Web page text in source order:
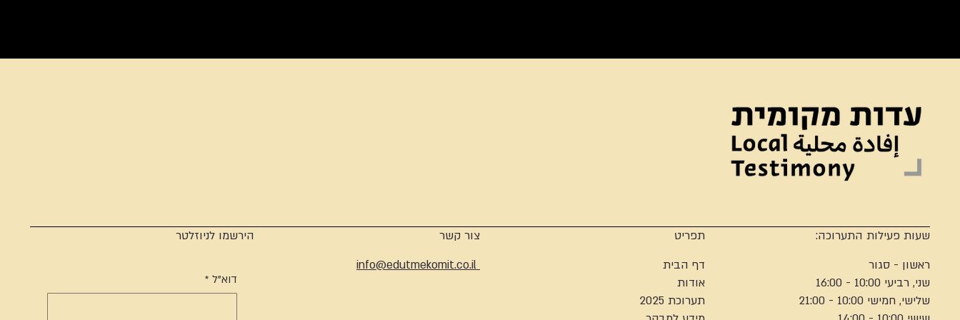
שעות פעילות התערוכה:
ראשון - סגור
שני, רביעי 10:00 - 16:00
שלישי, חמישי 10:00 - 21:00
תפריט
דף הבית
אודות
תערוכת 2025
צור קשר
info@edutmekomit.co.il
הירשמו לניוזלטר
דוא"ל *